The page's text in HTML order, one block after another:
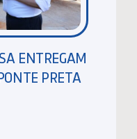
ENTREGAM
PRETA